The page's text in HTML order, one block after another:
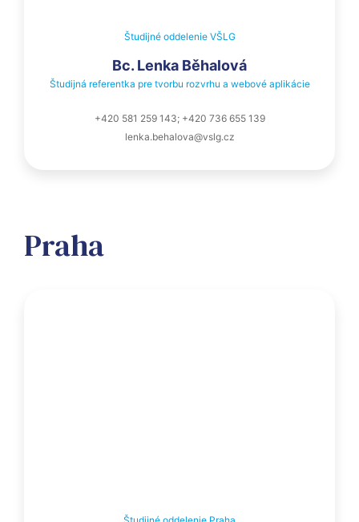
Študijné oddelenie VŠLG
Bc. Lenka Běhalová
Študijná referentka pre tvorbu rozvrhu a webové aplikácie
+420 581 259 143; +420 736 655 139
lenka.behalova@vslg.cz
Praha